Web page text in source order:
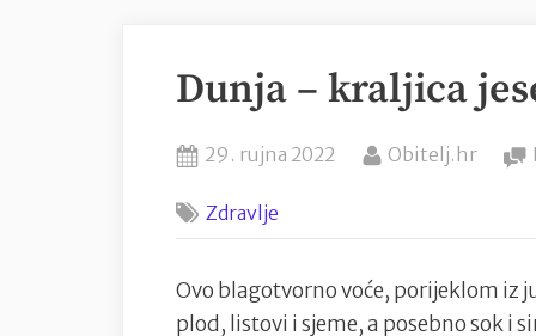
Dunja – kraljica
Posted
29. rujna 2022 By
Obitelj.hr
Zdravlje
Ovo blagotvorno voće, porijeklom iz
plod, listovi i sjeme, a posebno sok i